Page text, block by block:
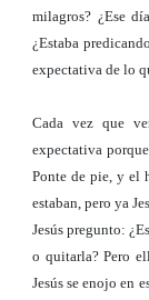
milagros? ¿Ese
¿Estaba
expectativa de lo
Cada vez que
expectativa
Ponte de pie, y el
estaban, pero ya
Jesús pregunto:
o quitarla? Pero
Jesús se enojo en